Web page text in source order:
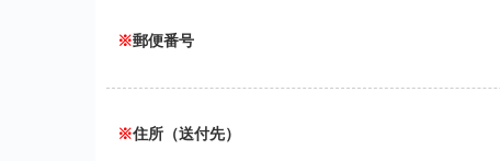
※郵便番号
※住所（送付先）